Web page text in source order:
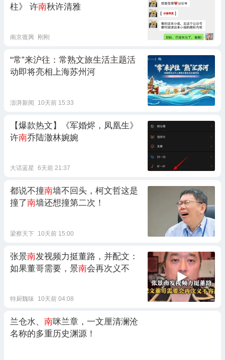
柱》 许南秋许清雅
南京復興 刚刚
“常”来沪往：常熟文旅生活主题活
动即将亮相上海苏州河
澎湃新闻 10天前 15:33
【爆款热文】《军婚烬，凤凰生》
许南乔陆澈林婉婉
大话蓝星 6天前 21:37
都说不撞南墙不回头，柯文哲这是
撞了南墙还想撞第二次！
梁察天下 10天前 15:00
张景南发视频力挺董路，并配文：
如果董哥需要，景南会再次义不
特厨魏味 10天前 04:08
兰仓水、 南咪兰章，一文厘清澜沧
名称的多重历史渊源！